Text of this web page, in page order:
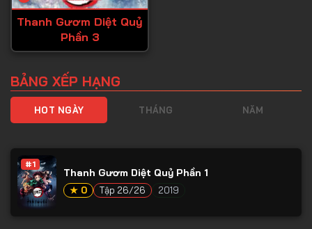
Thanh Gươm Diệt Quỷ
Phần 3
BẢNG XẾP HẠNG
HOT NGÀY THÁNG NĂM
#1
Thanh Gươm Diệt Quỷ Phần 1
★ 0 Tập 26/26 2019